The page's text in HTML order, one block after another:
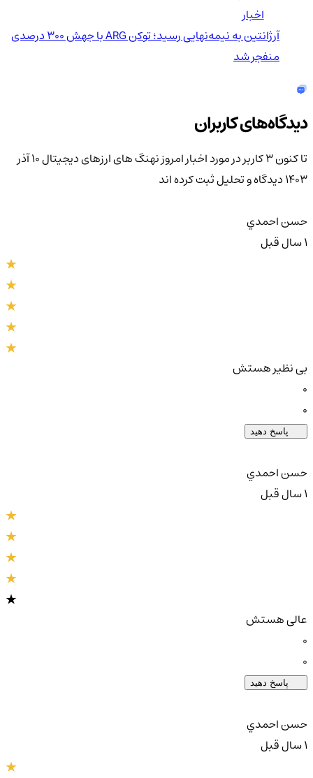
اخبار
آرژانتین به نیمه‌نهایی رسید؛ توکن ARG با جهش ۳۰۰ درصدی
منفجر شد
دیدگاه‌های کاربران
تا کنون 3 کاربر در مورد
اخبار امروز نهنگ های ارزهای دیجیتال 10 آذر
1403دیدگاه و تحلیل ثبت کرده اند
حسن احمدي
بی نظیر هستش
پاسخ دهید
حسن احمدي
عالی هستش
پاسخ دهید
حسن احمدي